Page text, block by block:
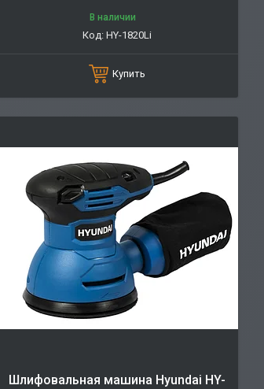
В наличии
HY-1820Li
Купить
Шлифовальная машина Hyundai HY-